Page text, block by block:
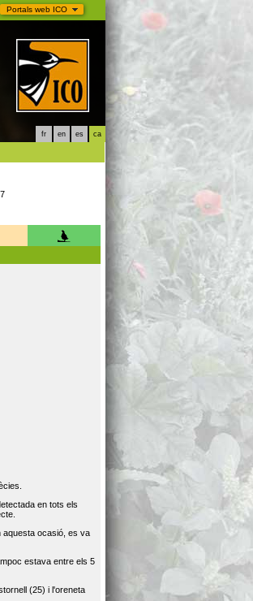
Portals web ICO
fr en es ca
en tots els
aquesta ocasió, es va
estava entre els 5
(25) i l'oreneta